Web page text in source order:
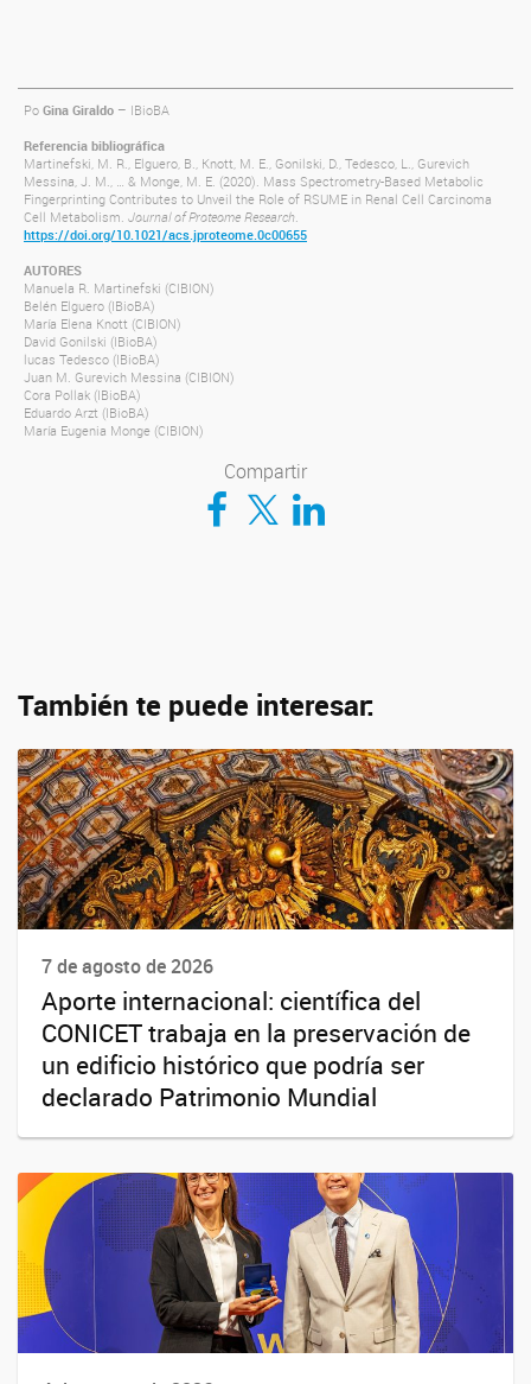
Po Gina Giraldo – IBioBA
Referencia bibliográfica
Martinefski, M. R., Elguero, B., Knott, M. E., Gonilski, D., Tedesco, L., Gurevich
Messina, J. M., … & Monge, M. E. (2020). Mass Spectrometry-Based Metabolic
Fingerprinting Contributes to Unveil the Role of RSUME in Renal Cell Carcinoma
Cell Metabolism. Journal of Proteome Research.
https://doi.org/10.1021/acs.jproteome.0c00655
AUTORES
Manuela R. Martinefski (CIBION)
Belén Elguero (IBioBA)
María Elena Knott (CIBION)
David Gonilski (IBioBA)
lucas Tedesco (IBioBA)
Juan M. Gurevich Messina (CIBION)
Cora Pollak (IBioBA)
Eduardo Arzt (IBioBA)
María Eugenia Monge (CIBION)
Compartir
Compartir en Facebook
Compartir en TwitterCompartir en LinkedIn
También te puede interesar:
7 de agosto de 2026
Aporte internacional: científica del
CONICET trabaja en la preservación de
un edificio histórico que podría ser
declarado Patrimonio Mundial